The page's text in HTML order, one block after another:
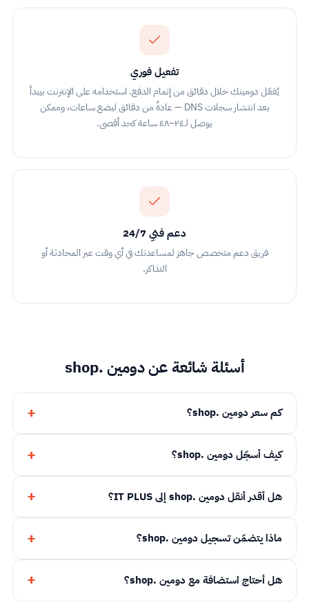
تفعيل فوري
يُفعّل دومينك خلال دقائق من إتمام الدفع. استخدامه على الإنترنت بيبدأ
بعد انتشار سجلات DNS — عادةً من دقائق لبضع ساعات، وممكن
يوصل لـ٢٤–٤٨ ساعة كحد أقصى.
دعم فني 24/7
فريق دعم متخصص جاهز لمساعدتك في أي وقت عبر المحادثة أو
التذاكر.
أسئلة شائعة عن دومين .shop
كم سعر دومين .shop؟
كيف أسجّل دومين .shop؟
هل أقدر أنقل دومين .shop إلى IT PLUS؟
ماذا يتضمّن تسجيل دومين .shop؟
هل أحتاج استضافة مع دومين .shop؟